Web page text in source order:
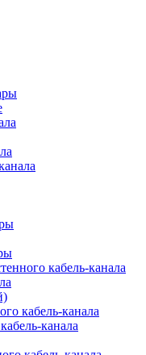
кабель-канала
кабель-канала
канала